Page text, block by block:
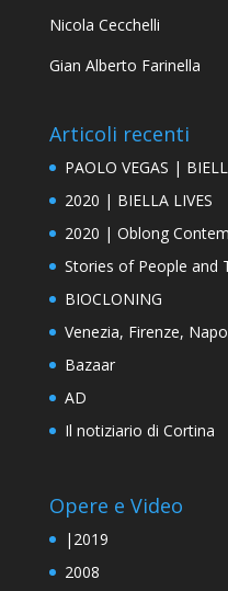
PAOLO VEGAS |
2020 | BIELLA LIVES
Stories of People and
BIOCLONING
Venezia, Firenze,
Bazaar
AD
Il notiziario di Cortina
Opere e Video
|2019
2008
2010
2011
2012